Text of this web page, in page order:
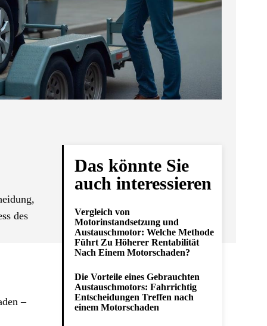
des
–
Das könnte Sie
auch interessieren
Vergleich von
Motorinstandsetzung und
Austauschmotor: Welche Methode
Führt Zu Höherer Rentabilität
Nach Einem Motorschaden?
Die Vorteile eines Gebrauchten
Austauschmotors: Fahrrichtig
Entscheidungen Treffen nach
einem Motorschaden